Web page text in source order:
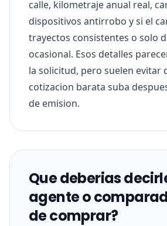
calle, kilometraje anual real,
dispositivos antirrobo y si el
trayectos consistentes o solo
ocasional. Esos detalles
la solicitud, pero suelen evitar
cotizacion barata suba
de emision.
Que deberias
agente o
de comprar?